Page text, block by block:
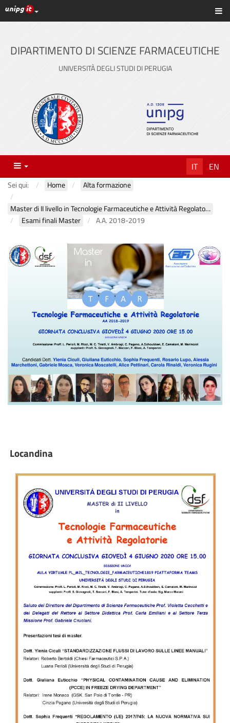
Vai
al
principale
Link ai principali servizi web di Ateneo
DIPARTIMENTO DI SCIENZE FARMACEUTICHE
UNIVERSITÀ DEGLI STUDI DI PERUGIA
Menu IT EN
Sei qui: Home Alta formazione
Master di II livello in Tecnologie Farmaceutiche e Attività Regolatorie
Esami finali Master
A.A. 2018-2019
Locandina